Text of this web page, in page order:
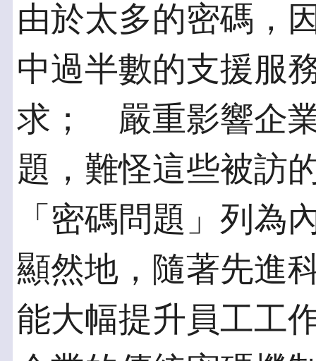
由於太多的密碼，
中過半數的支援服
求； 嚴重影響企
題，難怪這些被訪
「密碼問題」列為
顯然地，隨著先進
能大幅提升員工工